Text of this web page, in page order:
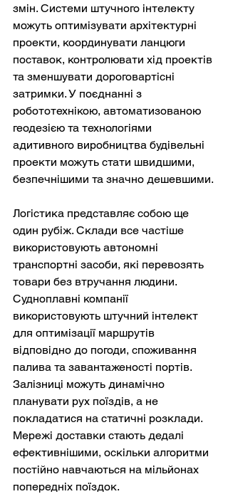
змін. Системи штучного інтелекту
можуть оптимізувати архітектурні
проекти, координувати ланцюги
поставок, контролювати хід проектів
та зменшувати дороговартісні
затримки. У поєднанні з
робототехнікою, автоматизованою
геодезією та технологіями
адитивного виробництва будівельні
проекти можуть стати швидшими,
безпечнішими та значно дешевшими.
Логістика представляє собою ще
один рубіж. Склади все частіше
використовують автономні
транспортні засоби, які перевозять
товари без втручання людини.
Судноплавні компанії
використовують штучний інтелект
для оптимізації маршрутів
відповідно до погоди, споживання
палива та завантаженості портів.
Залізниці можуть динамічно
планувати рух поїздів, а не
покладатися на статичні розклади.
Мережі доставки стають дедалі
ефективнішими, оскільки алгоритми
постійно навчаються на мільйонах
попередніх поїздок.